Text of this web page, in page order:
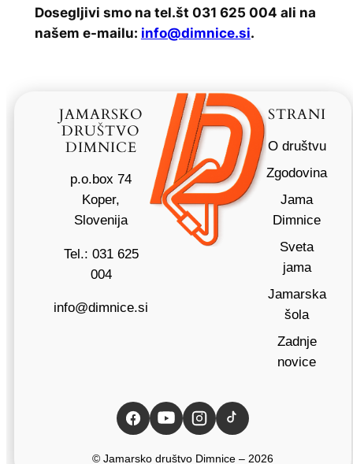
Dosegljivi smo na tel.št 031 625 004 ali na
našem e-mailu: info@dimnice.si.
JAMARSKO
DRUŠTVO
DIMNICE
p.o.box 74
Koper,
Slovenija
Tel.: 031 625
004
info@dimnice.si
STRANI
O društvu
Zgodovina
Jama
Dimnice
Sveta
jama
Jamarska
šola
Zadnje
novice
© Jamarsko društvo Dimnice – 2026